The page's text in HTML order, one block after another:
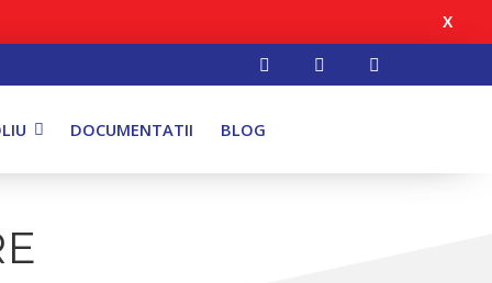
X
DOCUMENTATII BLOG